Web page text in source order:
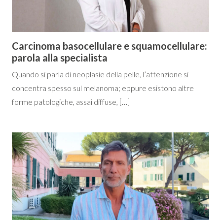
Carcinoma basocellulare e squamocellulare:
parola alla specialista
Quando si parla di neoplasie della pelle, l’attenzione si
concentra spesso sul melanoma; eppure esistono altre
forme patologiche, assai diffuse, […]